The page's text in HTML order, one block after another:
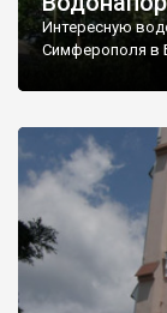
Интересную
Симферополя в